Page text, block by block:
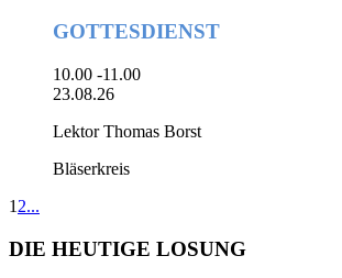
GOTTESDIENST
10.00 -11.00
23.08.26
Lektor Thomas Borst
Bläserkreis
1 2...
DIE HEUTIGE LOSUNG